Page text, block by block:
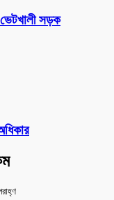
ভেটখালী সড়ক